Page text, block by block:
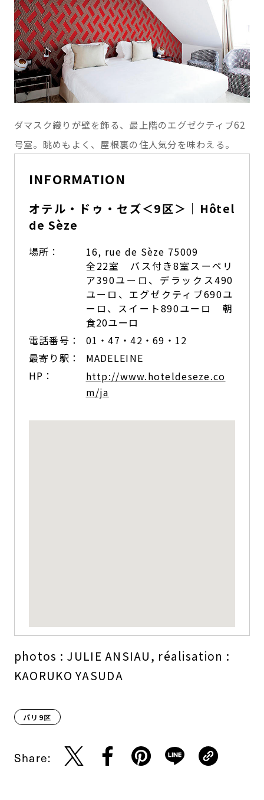
ダマスク織りが壁を飾る、最上階のエグゼクティブ62
号室。眺めもよく、屋根裏の住人気分を味わえる。
INFORMATION
オテル・ドゥ・セズ＜9区＞｜Hôtel
de Sèze
場所：
16, rue de Sèze 75009
全22室 バス付き8室スーペリ
ア390ユーロ、デラックス490
ユーロ、エグゼクティブ690ユ
ーロ、スイート890ユーロ 朝
食20ユーロ
電話番号：
01・47・42・69・12
最寄り駅：
MADELEINE
HP：
http://www.hoteldeseze.co
m/ja
photos : JULIE ANSIAU, réalisation :
KAORUKO YASUDA
パリ9区
Share: